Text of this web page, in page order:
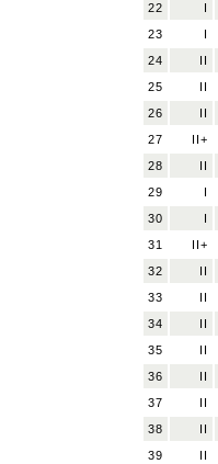
22
I
23
I
24
II
25
II
26
II
27
II+
28
II
29
I
30
I
31
II+
32
II
33
II
34
II
35
II
36
II
37
II
38
II
39
II